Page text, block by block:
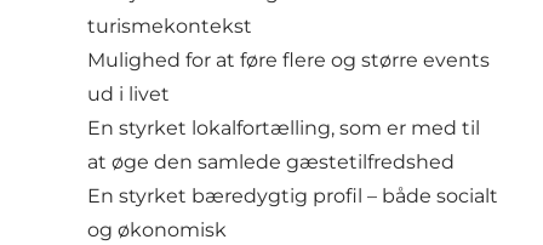
turismekontekst
Mulighed for at føre flere og større events
ud i livet
En styrket lokalfortælling, som er med til
at øge den samlede gæstetilfredshed
En styrket bæredygtig profil – både socialt
og økonomisk